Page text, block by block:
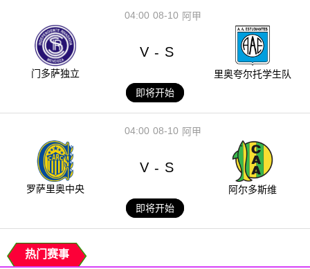
08-10
04:00 阿甲
门多萨独立
V - S
里奥夸尔托学生队
即将开始
08-10
04:00 阿甲
罗萨里奥中央
V - S
阿尔多斯维
即将开始
热门赛事